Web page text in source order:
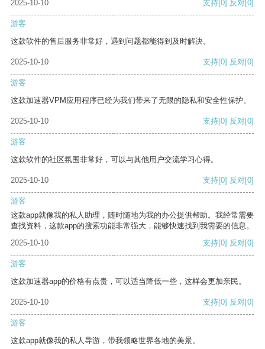
2025-10-10 支持[0] 反对[0]
游客
这款软件的售后服务非常好，遇到问题都能得到及时解决。
2025-10-10 支持[0] 反对[0]
游客
这款加速器VPM应用程序已经为我们带来了无限的隐私和安全性保护。
2025-10-10 支持[0] 反对[0]
游客
这款软件的社区氛围非常好，可以与其他用户交流学习心得。
2025-10-10 支持[0] 反对[0]
游客
这款app就像我的私人助理，随时随地为我的办公提供帮助。我经常需要
查找资料，这款app的搜索功能非常强大，能够快速找到我需要的信息。
2025-10-10
支持[0] 反对[0]
游客
这款加速器app的价格有点贵，可以适当降低一些，这样会更加亲民。
2025-10-10 支持[0] 反对[0]
游客
这款app就像我的私人导游，带我领略世界各地的美景。